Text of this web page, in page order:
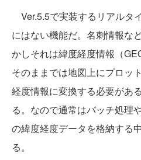
Ver.5.5で実装するリアルタ
にはない機能だ。名刺情報な
かしそれは緯度経度情報（
そのままでは地図上にプロッ
経度情報に変換する必要があ
る。なので通常はバッチ処理
の緯度経度データを格納する
る。